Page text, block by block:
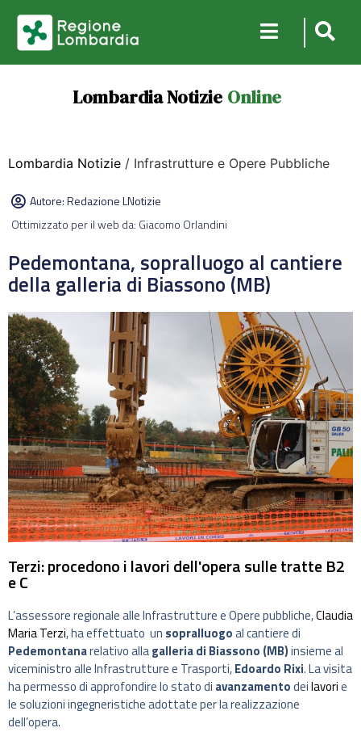
Lombardia Notizie Online
Lombardia Notizie / Infrastrutture e Opere Pubbliche
Autore:Redazione LNotizie
Ottimizzato per il web da: Giacomo Orlandini
Pedemontana, sopralluogo al cantiere
della galleria di Biassono (MB)
Terzi: procedono i lavori dell'opera sulle tratte B2
e C
L’assessore regionale alle Infrastrutture e Opere pubbliche,Claudia
Maria Terzi, ha effettuato un sopralluogoal cantiere di
Pedemontanarelativo allagalleria di Biassono (MB)insieme al
viceministro alle Infrastrutture e Trasporti,Edoardo Rixi. La visita
ha permesso di approfondire lo stato di avanzamentodeilavorie
le soluzioni ingegneristiche adottate per la realizzazione
dell’opera.